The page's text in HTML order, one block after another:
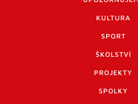
KULTURA
SPORT
ŠKOLSTVÍ
PROJEKTY
SPOLKY